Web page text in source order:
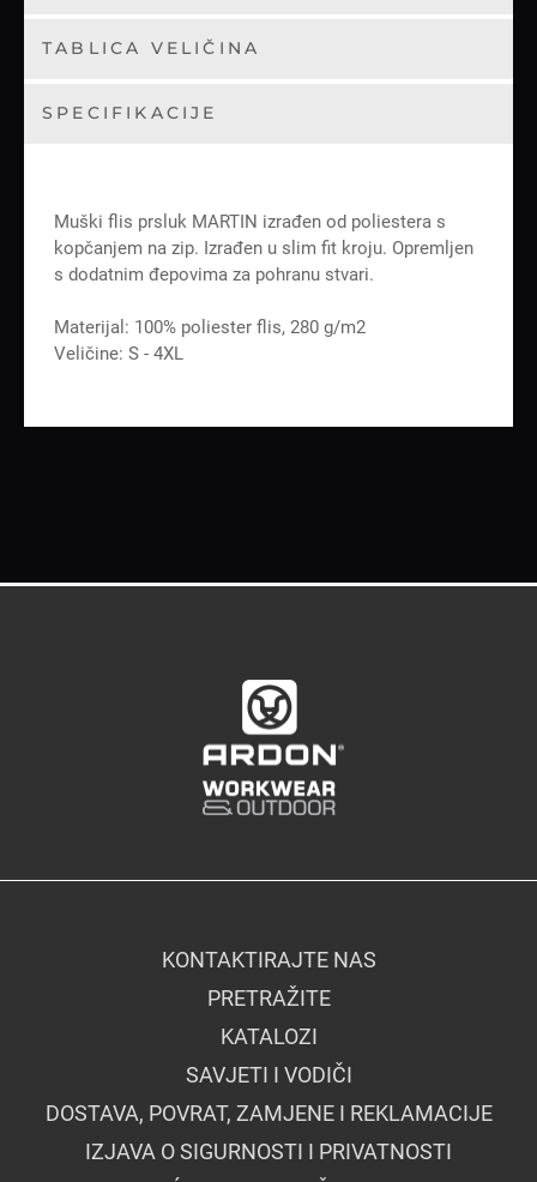
TABLICA VELIČINA
SPECIFIKACIJE
Muški flis prsluk MARTIN izrađen od poliestera s
kopčanjem na zip. Izrađen u slim fit kroju. Opremljen
s dodatnim đepovima za pohranu stvari.
Materijal: 100% poliester flis, 280 g/m2
Veličine: S - 4XL
KONTAKTIRAJTE NAS
PRETRAŽITE
KATALOZI
SAVJETI I VODIČI
DOSTAVA, POVRAT, ZAMJENE I REKLAMACIJE
IZJAVA O SIGURNOSTI I PRIVATNOSTI